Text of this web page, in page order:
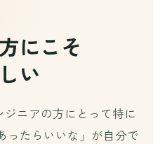
にこそ
い
ジニアの方にとって特に
ったらいいな」が自分で